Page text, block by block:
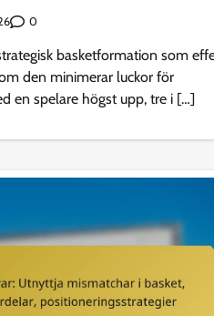
0
basketformation som
den minimerar luckor för
en spelare högst upp, tre i […]